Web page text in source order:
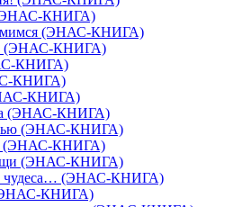
(ЭНАС-КНИГА)
(ЭНАС-КНИГА)
(ЭНАС-КНИГА)
КНИГА)
КНИГА)
КНИГА)
(ЭНАС-КНИГА)
(ЭНАС-КНИГА)
(ЭНАС-КНИГА)
(ЭНАС-КНИГА)
чудеса… (ЭНАС-КНИГА)
КНИГА)